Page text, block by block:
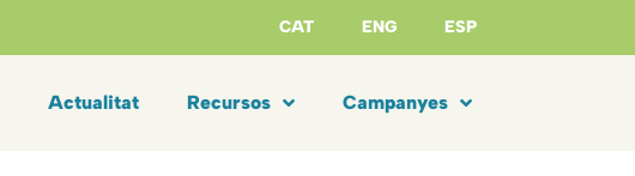
CAT ENG ESP
Actualitat Recursos Campanyes